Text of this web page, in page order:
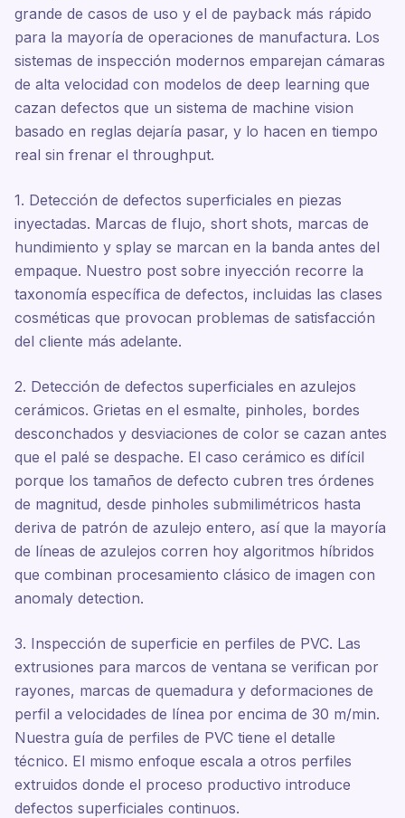
grande de casos de uso y el de payback más rápido
para la mayoría de operaciones de manufactura. Los
sistemas de inspección modernos emparejan cámaras
de alta velocidad con modelos de deep learning que
cazan defectos que un sistema de machine vision
basado en reglas dejaría pasar, y lo hacen en tiempo
real sin frenar el throughput.
1. Detección de defectos superficiales en piezas
inyectadas. Marcas de flujo, short shots, marcas de
hundimiento y splay se marcan en la banda antes del
empaque. Nuestro post sobre inyección recorre la
taxonomía específica de defectos, incluidas las clases
cosméticas que provocan problemas de satisfacción
del cliente más adelante.
2. Detección de defectos superficiales en azulejos
cerámicos. Grietas en el esmalte, pinholes, bordes
desconchados y desviaciones de color se cazan antes
que el palé se despache. El caso cerámico es difícil
porque los tamaños de defecto cubren tres órdenes
de magnitud, desde pinholes submilimétricos hasta
deriva de patrón de azulejo entero, así que la mayoría
de líneas de azulejos corren hoy algoritmos híbridos
que combinan procesamiento clásico de imagen con
anomaly detection.
3. Inspección de superficie en perfiles de PVC. Las
extrusiones para marcos de ventana se verifican por
rayones, marcas de quemadura y deformaciones de
perfil a velocidades de línea por encima de 30 m/min.
Nuestra guía de perfiles de PVC tiene el detalle
técnico. El mismo enfoque escala a otros perfiles
extruidos donde el proceso productivo introduce
defectos superficiales continuos.